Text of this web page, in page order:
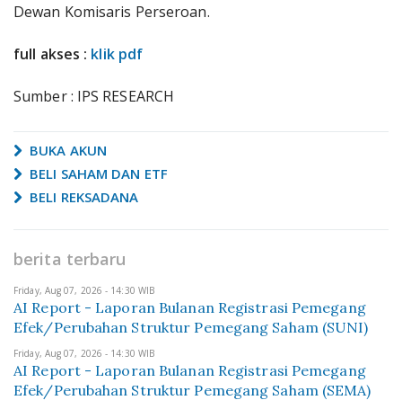
Dewan Komisaris Perseroan.
full akses : klik pdf
Sumber : IPS RESEARCH
BUKA AKUN
BELI SAHAM DAN ETF
BELI REKSADANA
berita terbaru
Friday, Aug 07, 2026 - 14:30 WIB
AI Report - Laporan Bulanan Registrasi Pemegang
Efek/Perubahan Struktur Pemegang Saham (SUNI)
Friday, Aug 07, 2026 - 14:30 WIB
AI Report - Laporan Bulanan Registrasi Pemegang
Efek/Perubahan Struktur Pemegang Saham (SEMA)